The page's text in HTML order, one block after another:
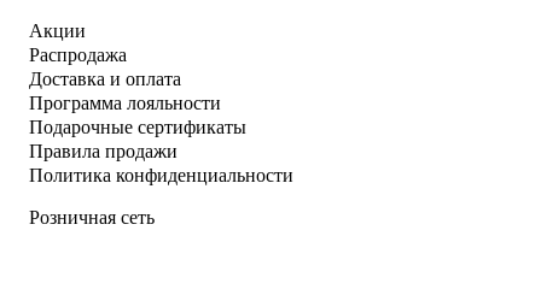
Акции
Распродажа
Доставка и оплата
Программа лояльности
Подарочные сертификаты
Правила продажи
Политика конфиденциальности
Розничная сеть